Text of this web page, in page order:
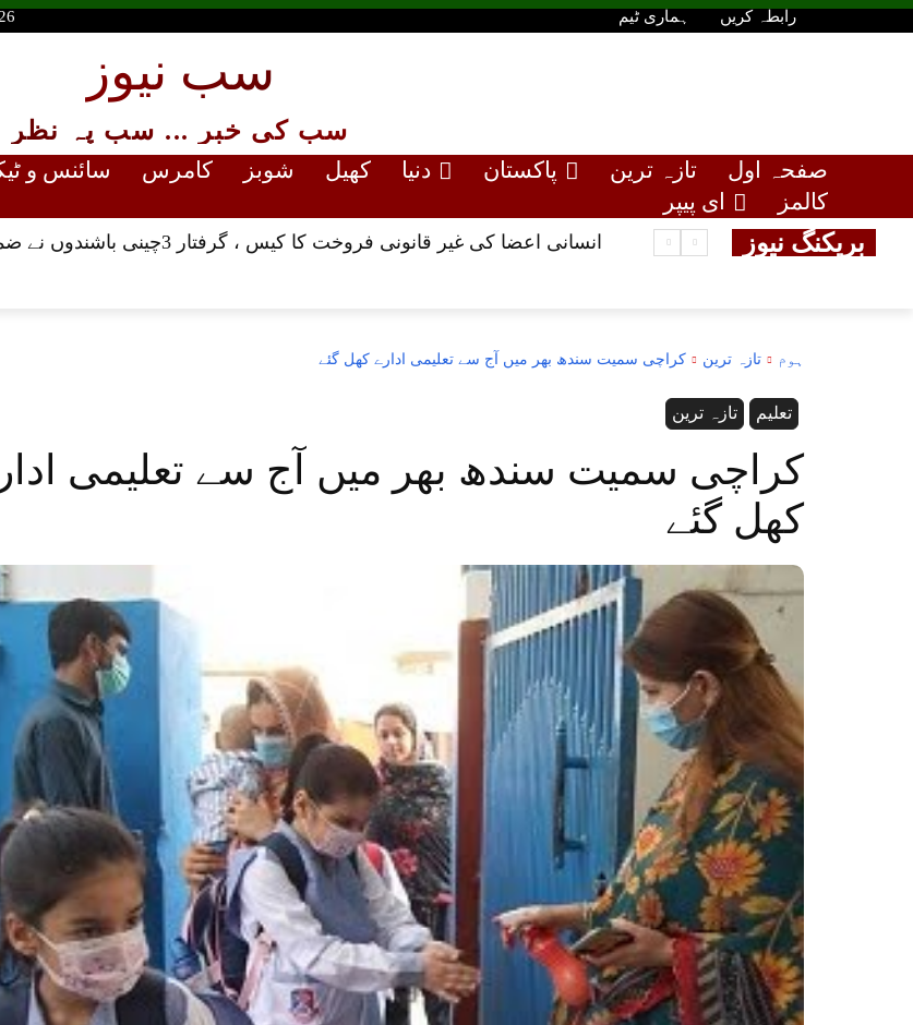
رابطہ کریں ہماری ٹیم
سب نیوز
سب کی خبر ... سب پہ نظر
صفحہ اول تازہ ترین پاکستان دنیا کھیل شوبز کامرس سائنس و
کالمز
ای پیپر
بریکنگ نیوز انسانی اعضا کی غیر قانونی فروخت کا کیس ، گرفتار 3چینی باشندوں نے ضمانت کیلئے ہائیکورٹ سے رجوع کر لیا
ہوم تازہ ترین کراچی سمیت سندھ بھر میں آج سے تعلیمی ادارے کھل گئے
تازہ ترین تعلیم
کراچی سمیت سندھ بھر میں آج سے تعلیمی
کھل گئے